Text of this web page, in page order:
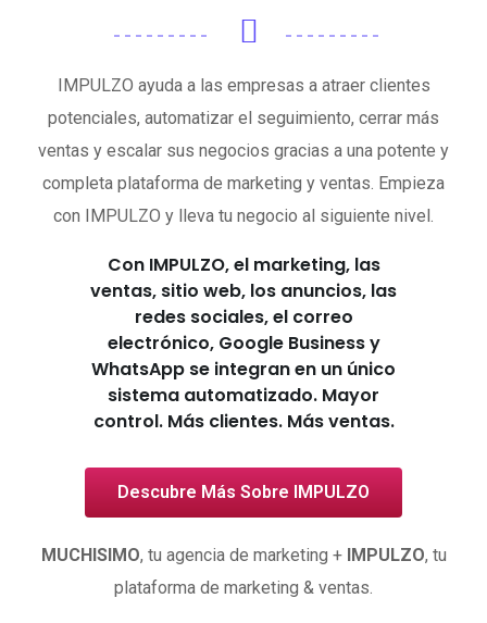
IMPULZO ayuda a las empresas a atraer clientes
potenciales, automatizar el seguimiento, cerrar más
ventas y escalar sus negocios gracias a una potente y
completa plataforma de marketing y ventas. Empieza
con IMPULZO y lleva tu negocio al siguiente nivel.
Con IMPULZO, el marketing, las
ventas, sitio web, los anuncios, las
redes sociales, el correo
electrónico, Google Business y
WhatsApp se integran en un único
sistema automatizado. Mayor
control. Más clientes. Más ventas.
Descubre Más Sobre IMPULZO
MUCHISIMO, tu agencia de marketing + IMPULZO, tu
plataforma de marketing & ventas.